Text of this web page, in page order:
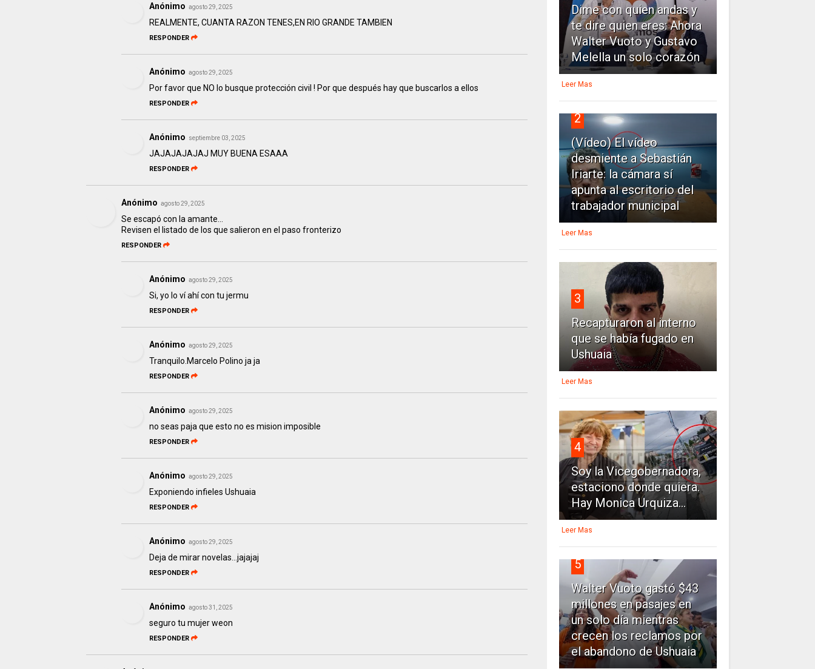
Anónimo agosto 29, 2025
REALMENTE, CUANTA RAZON TENES,EN RIO GRANDE TAMBIEN
RESPONDER
Anónimo agosto 29, 2025
Por favor que NO lo busque protección civil ! Por que después hay que buscarlos a ellos
RESPONDER
Anónimo septiembre 03, 2025
JAJAJAJAJAJ MUY BUENA ESAAA
RESPONDER
Anónimo agosto 29, 2025
Se escapó con la amante...
Revisen el listado de los que salieron en el paso fronterizo
RESPONDER
Anónimo agosto 29, 2025
Si, yo lo ví ahí con tu jermu
RESPONDER
Anónimo agosto 29, 2025
Tranquilo.Marcelo Polino ja ja
RESPONDER
Anónimo agosto 29, 2025
no seas paja que esto no es mision imposible
RESPONDER
Anónimo agosto 29, 2025
Exponiendo infieles Ushuaia
RESPONDER
Anónimo agosto 29, 2025
Deja de mirar novelas...jajajaj
RESPONDER
Anónimo agosto 31, 2025
seguro tu mujer weon
RESPONDER
Dime con quien andas y
te dire quien eres: Ahora
Walter Vuoto y Gustavo
Melella un solo corazón
Leer Mas
2
(Vídeo) El vídeo
desmiente a Sebastián
Iriarte: la cámara sí
apunta al escritorio del
trabajador municipal
Leer Mas
3
Recapturaron al interno
que se había fugado en
Ushuaia
Leer Mas
4
Soy la Vicegobernadora,
estaciono donde quiera.
Hay Monica Urquiza...
Leer Mas
5
Walter Vuoto gastó $43
millones en pasajes en
un solo día mientras
crecen los reclamos por
el abandono de Ushuaia